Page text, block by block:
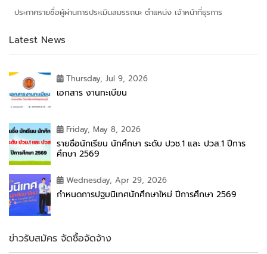
ประกาศรายชื่อผู้ผ่านการประเมินสมรรถนะ ตำแหน่ง เจ้าหน้าที่ธุรการ
Latest News
Thursday, Jul 9, 2026
เอกสาร งานทะเบียน
Friday, May 8, 2026
รายชื่อนักเรียน นักศึกษา ระดับ ปวช.1 และ ปวส.1 ปีการ
ศึกษา 2569
Wednesday, Apr 29, 2026
กำหนดการปฐมนิเทศนักศึกษาใหม่ ปีการศึกษา 2569
ข่าวรับสมัคร จัดซื้อจัดจ้าง